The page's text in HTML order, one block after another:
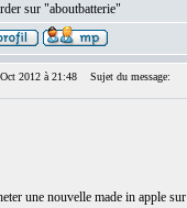
sur "aboutbatterie"
2012 à 21:48 Sujet du message:
une nouvelle made in apple